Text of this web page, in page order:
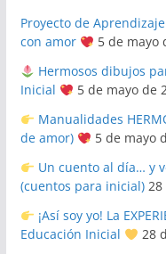
Proyecto de Aprendizaje
con amor
5 de mayo
Hermosos dibujos
Inicial
5 de mayo de
Manualidades
de amor)
5 de mayo
Un cuento al día… y
(cuentos para inicial) 28
¡Así soy yo! La
Educación Inicial
28